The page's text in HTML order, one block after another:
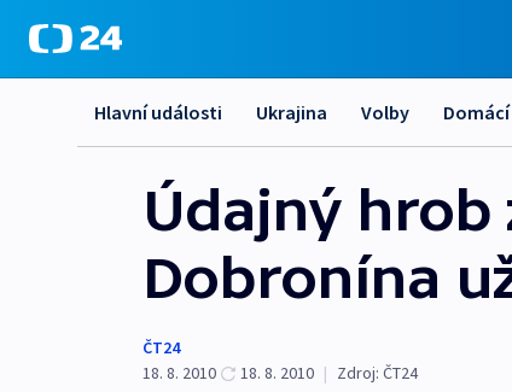
Hlavní události Ukrajina Volby Domácí
Údajný hrob
Dobronína
ČT24
18. 8. 2010
18. 8. 2010 | Zdroj: ČT24